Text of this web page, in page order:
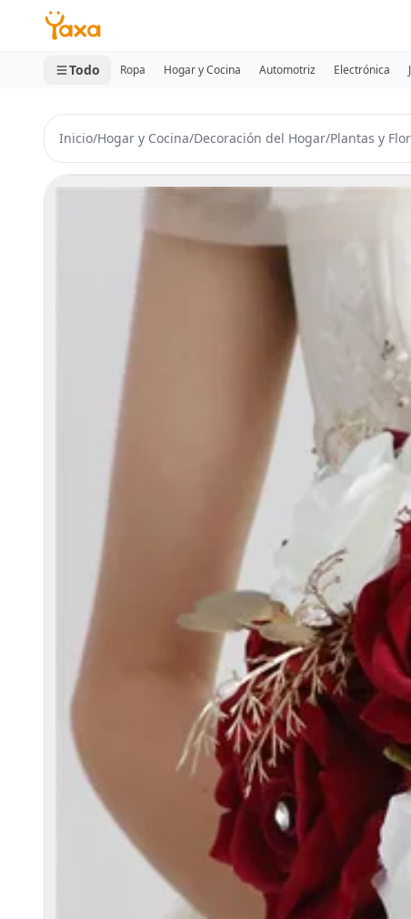
MINI CARRITO
0 productos
Todo Ropa Hogar y Cocina Automotriz Electrónica
Inicio/Hogar y Cocina/Decoración del Hogar/Plantas y